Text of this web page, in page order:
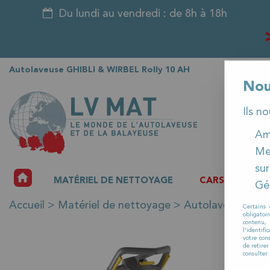
Du lundi au vendredi : de 8h à 18h
Autolaveuse GHIBLI & WIRBEL Rolly 10 AH
ACCUEILMATÉRIEL DE NETTOYAGE CARSAT
Accueil > Matériel de nettoyage > Autolaveuse >
Ils
Certains
contenu,
votre
de retirer
consulter